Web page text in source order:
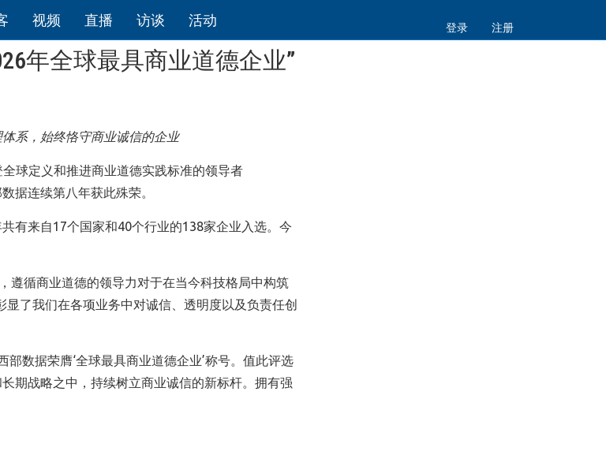
视频 直播 访谈 活动 登录 注册
年全球最具商业道德企业”
系，始终恪守商业诚信的企业
球定义和推进商业道德实践标准的领导者
据连续第八年获此殊荣。
有来自17个国家和40个行业的138家企业入选。今
遵循商业道德的领导力对于在当今科技格局中构筑
显了我们在各项业务中对诚信、透明度以及负责任创
数据荣膺‘全球最具商业道德企业’称号。值此评选
期战略之中，持续树立商业诚信的新标杆。拥有强